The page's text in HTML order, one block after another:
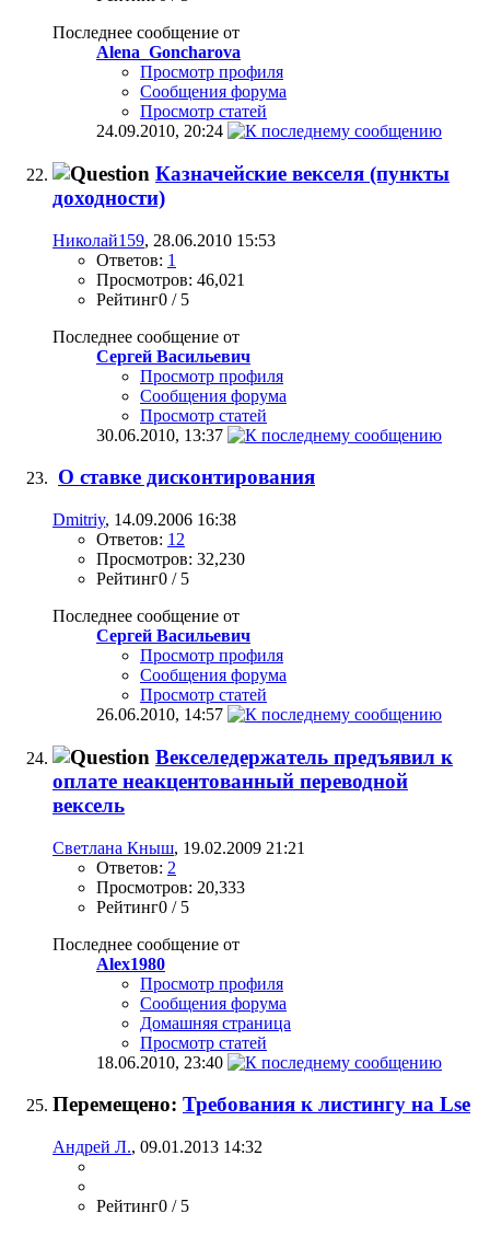
Последнее сообщение от
Alena_Goncharova
Просмотр профиля
Сообщения форума
Просмотр статей
24.09.2010, 20:24
Казначейские векселя (пункты
доходности)
Николай159, 28.06.2010 15:53
Ответов: 1
Просмотров: 46,021
Рейтинг0 / 5
Последнее сообщение от
Сергей Васильевич
Просмотр профиля
Сообщения форума
Просмотр статей
30.06.2010, 13:37
О ставке дисконтирования
Dmitriy, 14.09.2006 16:38
Ответов: 12
Просмотров: 32,230
Рейтинг0 / 5
Последнее сообщение от
Сергей Васильевич
Просмотр профиля
Сообщения форума
Просмотр статей
26.06.2010, 14:57
Векселедержатель предъявил к
оплате неакцентованный переводной
вексель
Светлана Кныш, 19.02.2009 21:21
Ответов: 2
Просмотров: 20,333
Рейтинг0 / 5
Последнее сообщение от
Alex1980
Просмотр профиля
Сообщения форума
Домашняя страница
Просмотр статей
18.06.2010, 23:40
Перемещено: Требования к листингу на Lse
Андрей Л., 09.01.2013 14:32
Рейтинг0 / 5